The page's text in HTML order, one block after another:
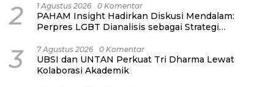
2 1 Agustus 2026 0 Komentar
PAHAM Insight Hadirkan Diskusi Mendalam:
Perpres LGBT Dianalisis sebagai Strategi
3 7 Agustus 2026 0 Komentar
UBSI dan UNTAN Perkuat Tri Dharma Lewat
Kolaborasi Akademik